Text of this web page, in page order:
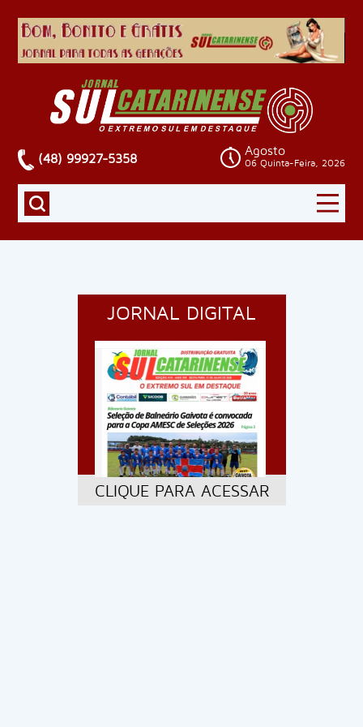
(48) 99927-5358
Agosto
06 Quinta-Feira, 2026
JORNAL DIGITAL
CLIQUE PARA ACESSAR